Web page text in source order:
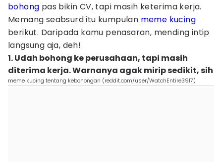
bohong pas bikin CV, tapi masih keterima kerja.
Memang seabsurd itu kumpulan meme kucing
berikut. Daripada kamu penasaran, mending intip
langsung aja, deh!
1. Udah bohong ke perusahaan, tapi masih
diterima kerja. Warnanya agak mirip sedikit, sih
meme kucing tentang kebohongan (reddit.com/user/WatchEntire3917)